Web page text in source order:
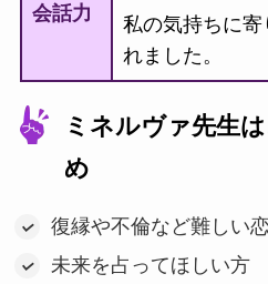
会話力
私の気持ちに寄
れました。
ミネルヴァ先生
め
復縁や不倫など難しい
未来を占ってほしい方